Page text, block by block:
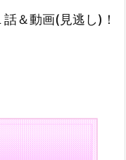
＆動画(見逃し)！